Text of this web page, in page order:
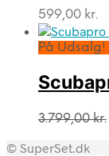
599,00 kr.
På Udsalg!
3.799,00kr.
© SuperSet.dk